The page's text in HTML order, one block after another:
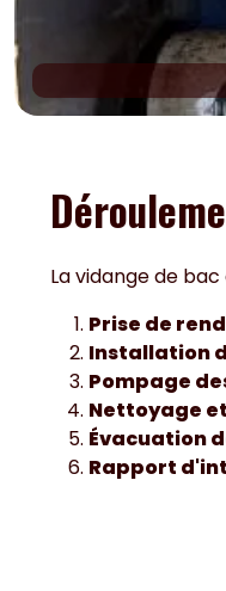
La vidange de
Prise de
Installation
Pompage
Nettoyage
Évacuation
Rapport